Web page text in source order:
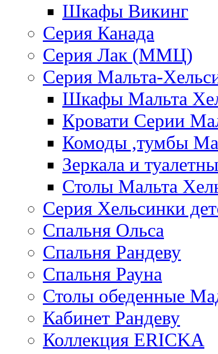
Шкафы Викинг
Серия Канада
Серия Лак (ММЦ)
Серия Мальта-
Шкафы Мальта
Кровати Серии
Комоды ,тумбы
Зеркала и
Столы Мальта
Серия Хельсинки
Спальня Ольса
Спальня Рандеву
Спальня Рауна
Столы обеденные
Кабинет Рандеву
Коллекция ERICKA